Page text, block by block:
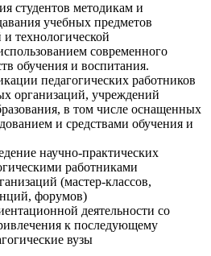
студентов методикам и
учебных предметов
и технологической
современного
обучения и воспитания.
педагогических работников
организаций, учреждений
в том числе оснащенных
и средствами обучения и
научно-практических
работниками
(мастер-классов,
форумов)
деятельности со
к последующему
вузы